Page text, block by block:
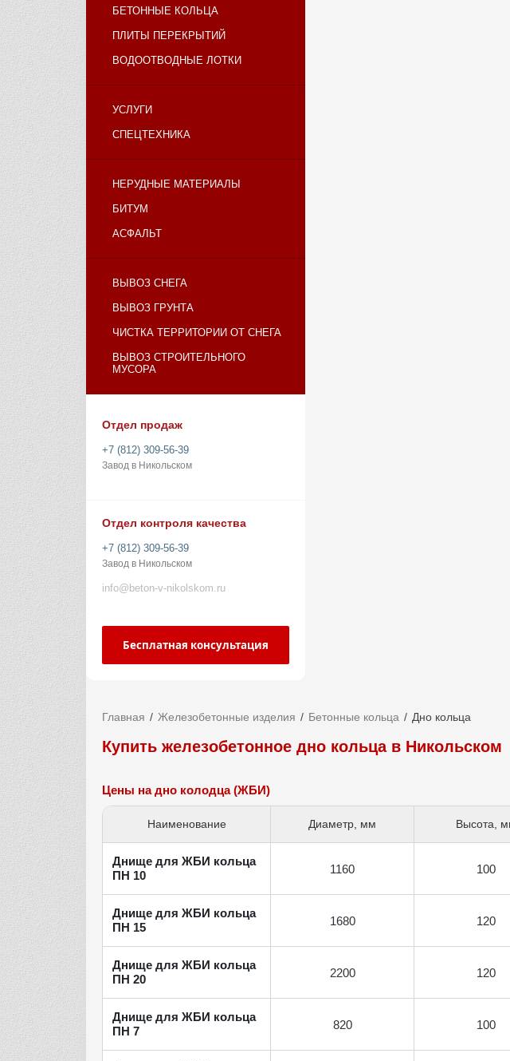
БЕТОННЫЕ КОЛЬЦА
ПЛИТЫ ПЕРЕКРЫТИЙ
ВОДООТВОДНЫЕ ЛОТКИ
УСЛУГИ
СПЕЦТЕХНИКА
НЕРУДНЫЕ МАТЕРИАЛЫ
БИТУМ
АСФАЛЬТ
ВЫВОЗ СНЕГА
ВЫВОЗ ГРУНТА
ЧИСТКА ТЕРРИТОРИИ ОТ СНЕГА
ВЫВОЗ СТРОИТЕЛЬНОГО
МУСОРА
Отдел продаж
+7 (812) 309-56-39
Завод в Никольском
Отдел контроля качества
+7 (812) 309-56-39
Завод в Никольском
info@beton-v-nikolskom.ru
Бесплатная консультация
Главная Железобетонные изделия Бетонные кольца Дно кольца
Купить железобетонное дно кольца в Никольском
Цены на дно колодца (ЖБИ)
Наименование Диаметр, мм Высота,
Днище для ЖБИ кольца
ПН 10
1160 100
Днище для ЖБИ кольца
ПН 15
1680 120
Днище для ЖБИ кольца
ПН 20
2200 120
Днище для ЖБИ кольца
ПН 7
820 100